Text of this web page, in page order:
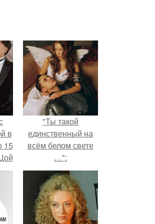
в
15
"Ты такой
единственный на
всём белом свете
…":